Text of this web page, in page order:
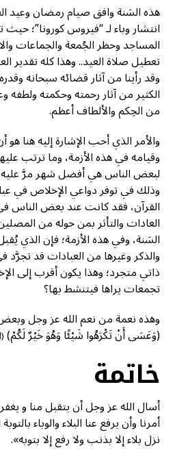
هذه السَنة وافق صيام رمضان وعيد
انتشار وباء لـ “فيروس كورونا”؛
المساجد وحظر الجُمعة والجماعات
تعطيل صلاة العيد.. وهذا كله تقدير
وقد رأينا من آثار قضائه سبحانه
الكثير من آثار رحمته وحكمته ولطفه
من الحِكم والألطاف أعظم.
والأمر الذي أحب الإشارة إليه هنا
وقيامه في هذه الأزمة، وما ترتب
لبعض الناس هي أفضل شهر مرَّ عليه
وذلك في توفر دواعي الإخلاص في
القرآن، فقد كانت عند بعض الناس
العادات والتأثر بمن حوله من
السَنة، وفي هذه الأزمة؛ فإن الذي
والذكر وغيرها من العبادات قد تجرَّد
ذاتي متجرد؛ وهذا يكون أقرب إلى
تجمعات يراها فيتنشط بها؟
وهذه نعمة من نعم الله عز وجل
(وَعَسَى أَنْ تَكْرَهُوا شَيْئًا وَهُوَ خَيْرٌ لَكُمْ)
خاتمة
أسال الله عز وجل أن يتقبل منا و يغفر
أمرنا وأن يرفع عنا البلاء والوباء
نزل بلاء إلا بذنب ولا رفع إلا بتوبه».